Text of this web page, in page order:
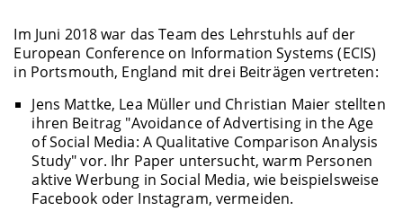
Im Juni 2018 war das Team des Lehrstuhls auf der
European Conference on Information Systems (ECIS)
in Portsmouth, England mit drei Beiträgen vertreten:
Jens Mattke, Lea Müller und Christian Maier stellten
ihren Beitrag "Avoidance of Advertising in the Age
of Social Media: A Qualitative Comparison Analysis
Study" vor. Ihr Paper untersucht, warm Personen
aktive Werbung in Social Media, wie beispielsweise
Facebook oder Instagram, vermeiden.